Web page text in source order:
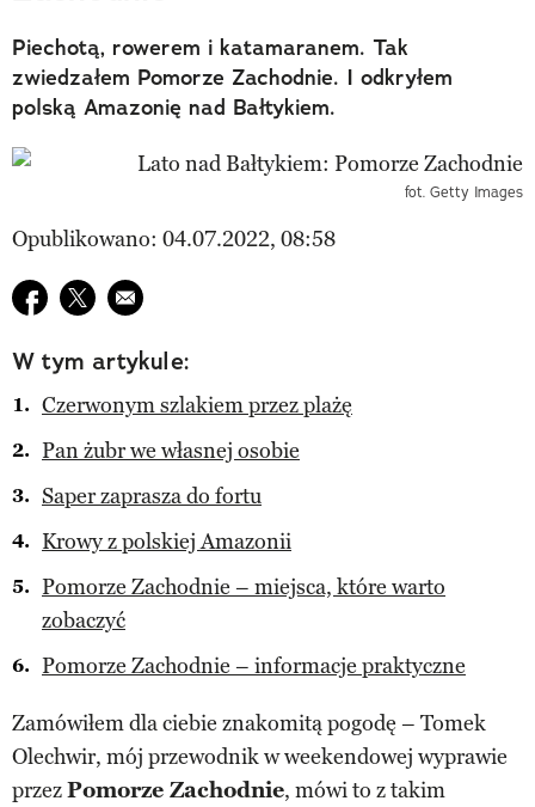
Piechotą, rowerem i katamaranem. Tak
zwiedzałem Pomorze Zachodnie. I odkryłem
polską Amazonię nad Bałtykiem.
fot. Getty Images
Opublikowano: 04.07.2022, 08:58
Udostępnij na facebook
Udostępnij na twitter
E-mail do przyjaciela
W tym artykule:
Czerwonym szlakiem przez plażę
Pan żubr we własnej osobie
Saper zaprasza do fortu
Krowy z polskiej Amazonii
Pomorze Zachodnie – miejsca, które warto
zobaczyć
Pomorze Zachodnie – informacje praktyczne
Zamówiłem dla ciebie znakomitą pogodę – Tomek
Olechwir, mój przewodnik w weekendowej wyprawie
przezPomorze Zachodnie, mówi to z takim